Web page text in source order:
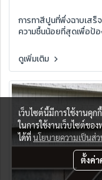
การทาสีปูนที่พึ่งฉาบเสร็
ความชื้นน้อยที่สุดเพื่อป้
ดูเพิ่มเติม
เว็บไซต์นี้มีการใช้งานคุ
ในการใช้งานเว็บไซต์ขอ
ได้ที่นโยบายความเป็นส่
ตั้งค่า